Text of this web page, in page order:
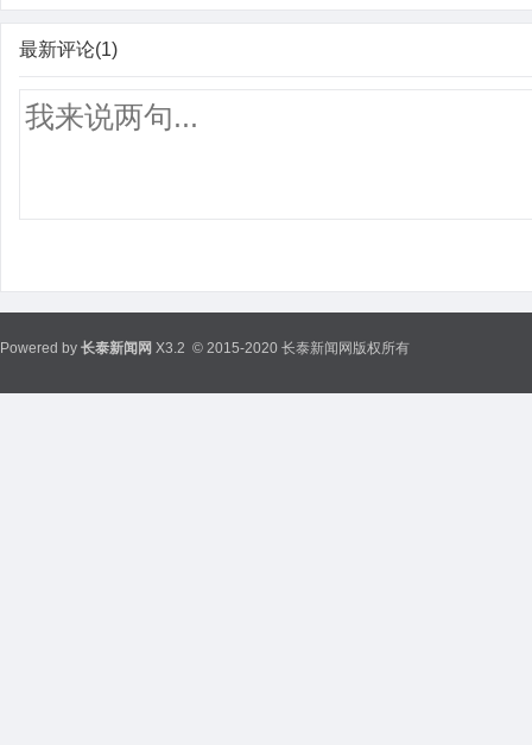
最新评论(1)
Powered by 长泰新闻网 X3.2 © 2015-2020 长泰新闻网版权所有